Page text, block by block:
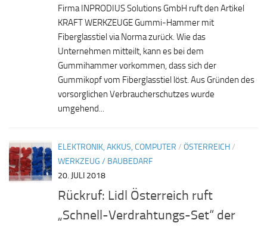
Firma INPRODIUS Solutions GmbH ruft den Artikel
KRAFT WERKZEUGE Gummi-Hammer mit
Fiberglasstiel via Norma zurück. Wie das
Unternehmen mitteilt, kann es bei dem
Gummihammer vorkommen, dass sich der
Gummikopf vom Fiberglasstiel löst. Aus Gründen des
vorsorglichen Verbraucherschutzes wurde
umgehend...
ELEKTRONIK, AKKUS, COMPUTER / ÖSTERREICH/
WERKZEUG / BAUBEDARF
20. JULI 2018
Rückruf: Lidl Österreich ruft
„Schnell-Verdrahtungs-Set“ der